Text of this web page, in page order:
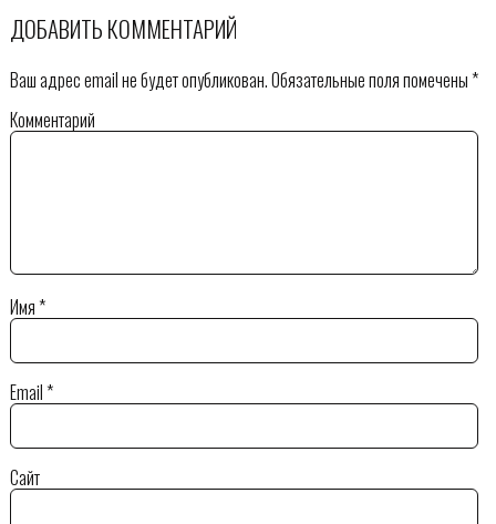
ДОБАВИТЬ КОММЕНТАРИЙ
Ваш адрес email не будет опубликован.Обязательные поля помечены*
Комментарий
Имя*
Email*
Сайт